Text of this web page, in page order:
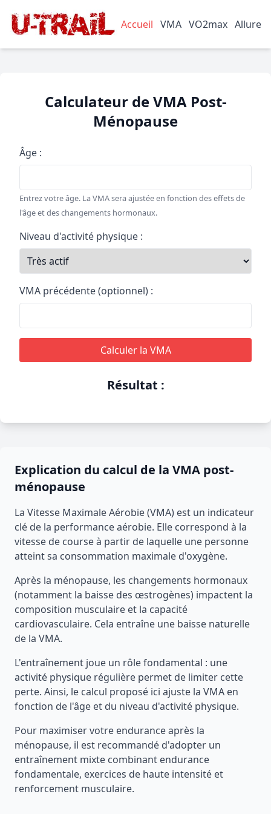
Accueil VMA VO2max Allure
Calculateur de VMA Post-
Ménopause
Âge :
Entrez votre âge. La VMA sera ajustée en fonction des effets de
l'âge et des changements hormonaux.
Niveau d'activité physique :
VMA précédente (optionnel) :
Calculer la VMA
Résultat :
Explication du calcul de la VMA post-
ménopause
La Vitesse Maximale Aérobie (VMA) est un indicateur
clé de la performance aérobie. Elle correspond à la
vitesse de course à partir de laquelle une personne
atteint sa consommation maximale d'oxygène.
Après la ménopause, les changements hormonaux
(notamment la baisse des œstrogènes) impactent la
composition musculaire et la capacité
cardiovasculaire. Cela entraîne une baisse naturelle
de la VMA.
L'entraînement joue un rôle fondamental : une
activité physique régulière permet de limiter cette
perte. Ainsi, le calcul proposé ici ajuste la VMA en
fonction de l'âge et du niveau d'activité physique.
Pour maximiser votre endurance après la
ménopause, il est recommandé d'adopter un
entraînement mixte combinant endurance
fondamentale, exercices de haute intensité et
renforcement musculaire.